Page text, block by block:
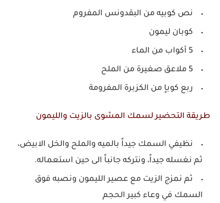
نص كوبيه من البقدونس المفروم
كوبان ليمون
5 أكواب من الماء
5 ملاعق صغيرة من الملح
ربع كوباٍ من الكزبرة المفرومة
طريقة التحضير لسمك المشوى بالزيت والليمون
نظيفي السمك جيداً بالميه والملح والخل الابيض،
ثم نغسله جيداً، ونتركه جانباً الى حين استعماله.
ثم نمزج الزيت مع عصير الليمون ونصبه فوق
السمك في وعاء كبير الحجم